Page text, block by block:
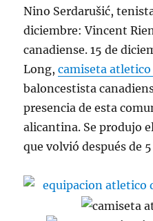
Nino Serdarušić,
diciembre: Vincent
canadiense. 15 de
Long,camiseta
baloncestista
presencia de esta
alicantina. Se produjo
que volvió después de